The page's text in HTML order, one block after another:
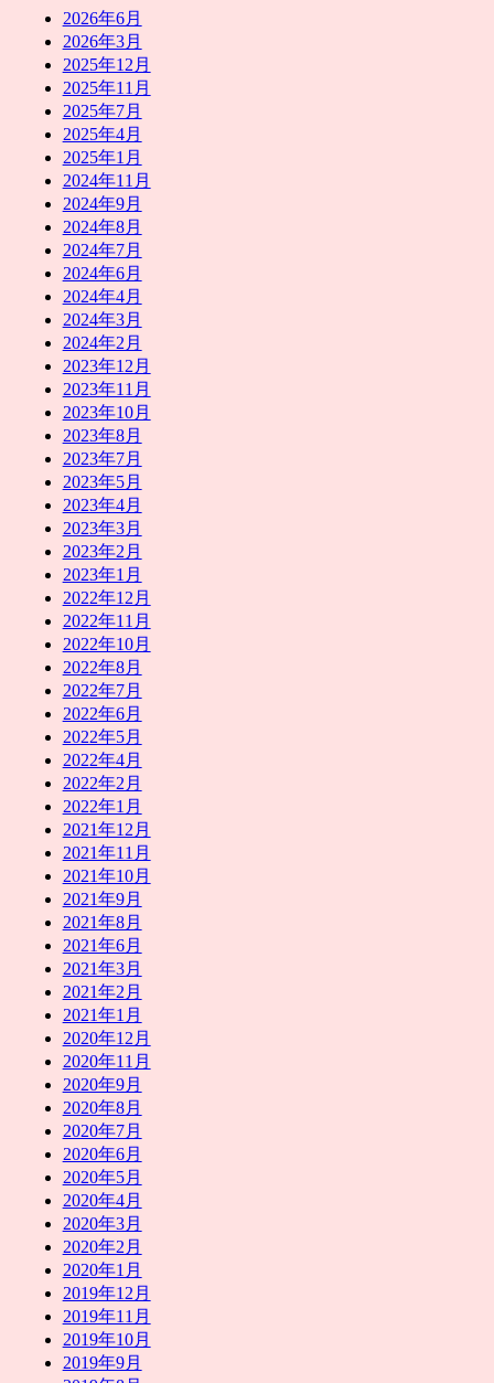
2026年6月
2026年3月
2025年12月
2025年11月
2025年7月
2025年4月
2025年1月
2024年11月
2024年9月
2024年8月
2024年7月
2024年6月
2024年4月
2024年3月
2024年2月
2023年12月
2023年11月
2023年10月
2023年8月
2023年7月
2023年5月
2023年4月
2023年3月
2023年2月
2023年1月
2022年12月
2022年11月
2022年10月
2022年8月
2022年7月
2022年6月
2022年5月
2022年4月
2022年2月
2022年1月
2021年12月
2021年11月
2021年10月
2021年9月
2021年8月
2021年6月
2021年3月
2021年2月
2021年1月
2020年12月
2020年11月
2020年9月
2020年8月
2020年7月
2020年6月
2020年5月
2020年4月
2020年3月
2020年2月
2020年1月
2019年12月
2019年11月
2019年10月
2019年9月